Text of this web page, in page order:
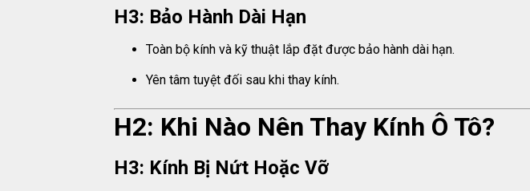
H3: Bảo Hành Dài Hạn
Toàn bộ kính và kỹ thuật lắp đặt được bảo hành dài hạn.
Yên tâm tuyệt đối sau khi thay kính.
H2: Khi Nào Nên Thay Kính Ô Tô?
H3: Kính Bị Nứt Hoặc Vỡ